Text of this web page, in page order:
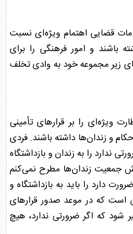
قضایی اهتمام ویژه‌ای نسبت
باشند و امور فرهنگی را برای
زیر مجموعه خود به وادی تخلف
ویژه‌ای را بر قرار‌های تأمینی
و زندان‌ها داشته باشند. فردی
ندارد را به زندان و بازداشتگاه
جمعیت زندان‌ها مطرح نمی‌کنم
دارد را باید به بازداشتگاه و
است که در موعد صدور قرار‌های
شود که اگر ضرورتی ندارد، هیچ